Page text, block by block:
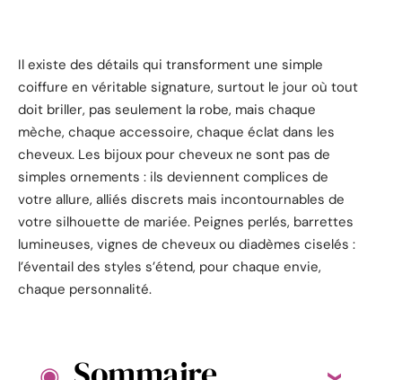
Il existe des détails qui transforment une simple
coiffure en véritable signature, surtout le jour où tout
doit briller, pas seulement la robe, mais chaque
mèche, chaque accessoire, chaque éclat dans les
cheveux. Les bijoux pour cheveux ne sont pas de
simples ornements : ils deviennent complices de
votre allure, alliés discrets mais incontournables de
votre silhouette de mariée. Peignes perlés, barrettes
lumineuses, vignes de cheveux ou diadèmes ciselés :
l’éventail des styles s’étend, pour chaque envie,
chaque personnalité.